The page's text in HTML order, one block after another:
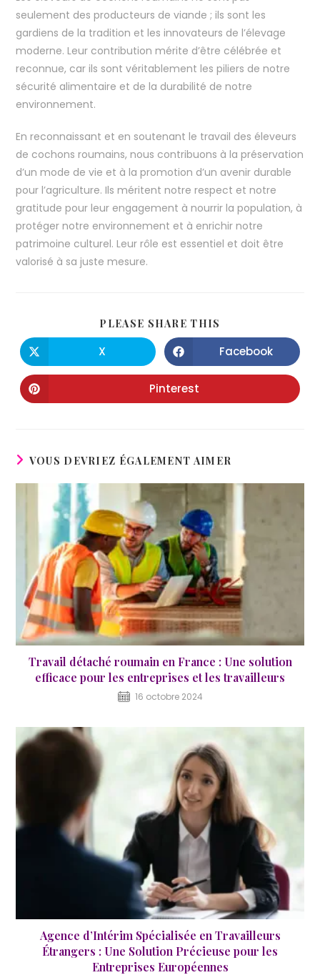
seulement des producteurs de viande ; ils sont les
gardiens de la tradition et les innovateurs de l’élevage
moderne. Leur contribution mérite d’être célébrée et
reconnue, car ils sont véritablement les piliers de notre
sécurité alimentaire et de la durabilité de notre
environnement.
En reconnaissant et en soutenant le travail des éleveurs
de cochons roumains, nous contribuons à la préservation
d’un mode de vie et à la promotion d’un avenir durable
pour l’agriculture. Ils méritent notre respect et notre
gratitude pour leur engagement à nourrir la population, à
protéger notre environnement et à enrichir notre
patrimoine culturel. Leur rôle est essentiel et doit être
valorisé à sa juste mesure.
PLEASE SHARE THIS
X Facebook
Pinterest
VOUS DEVRIEZ ÉGALEMENT AIMER
Travail détaché roumain en France : Une solution
efficace pour les entreprises et les travailleurs
16 octobre 2024
Agence d’Intérim Spécialisée en Travailleurs
Étrangers : Une Solution Précieuse pour les
Entreprises Européennes